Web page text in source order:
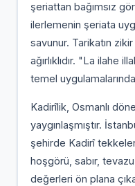
şeriattan bağımsız
ilerlemenin şeriata
savunur. Tarikatın
ağırlıklıdır. "La ilahe
temel
Kadirîlik, Osmanlı
yaygınlaşmıştır.
şehirde Kadirî
hoşgörü, sabır,
değerleri ön plana